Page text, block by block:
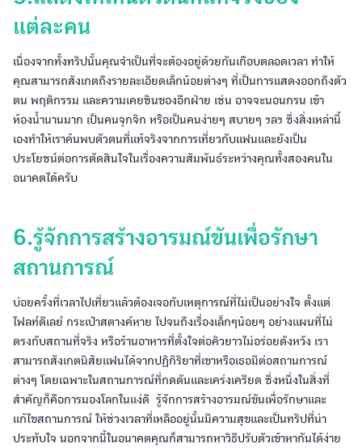
แต่ละคน
เนื่องจากทั้งทริปนั้นคุณจำเป็นที่จะต้องอยู่ด้วยกันเกือบตลอดเวลา ทำให้
คุณสามารถสังเกตถึงรายละเอียดเล็กน้อยต่างๆ ที่เป็นการแสดงออกถึงตัว
ตน พฤติกรรม และความเคยชินของอีกฝ่าย เช่น อาจจะนอนกรน เข้า
ห้องน้ำนานมาก เป็นคนจุกจิก หรือเป็นคนง่ายๆ สบายๆ ฯลฯ ซึ่งสิ่งเหล่านี้
เองทำให้เราค้นพบตัวตนที่แท้จริงจากการเที่ยวกับแฟนและยังเป็น
ประโยชน์ต่อการตัดสินใจในเรื่องความสัมพันธ์ระหว่างคุณทั้งสองคนใน
อนาคตได้ครับ
6.รู้จักการสร้างอารมณ์ขันเพื่อรักษา
สถานการณ์
บ่อยครั้งที่เวลาไปเที่ยวแล้วต้องเจอกับเหตุการณ์ที่ไม่เป็นอย่างใจ ตั้งแต่
ไฟลท์ดีเลย์ กระเป๋าสตางค์หาย ไปจนถึงเรื่องเล็กๆน้อยๆ อย่างแผนที่ไม่
ตรงกับสถานที่จริง หรือร้านอาหารที่ตั้งใจต่อคิวยาวไม่อร่อยดังหวัง เรา
สามารถสังเกตนิสัยแฟนได้จากปฏิกิริยาที่เขาหรือเธอมีต่อสถานการณ์
ต่างๆ โดยเฉพาะในสถานการณ์ที่กดดันและเคร่งเครียด ซึ่งหนึ่งในสิ่งที่
สำคัญก็คือการมองโลกในแง่ดี รู้จักการสร้างอารมณ์ขันเพื่อรักษาและ
แก้ไขสถานการณ์ ให้ช่วงเวลาที่เหลืออยู่นั้นมีความสุขและเป็นทริปที่น่า
ประทับใจ นอกจากนี้ในอนาคตคุณก็สามารถหาวิธีปรับตัวเข้าหากันได้ง่าย